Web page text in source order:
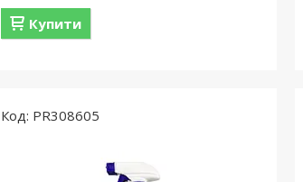
Купити
PR308605